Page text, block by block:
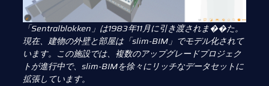
「Sentralblokken」は1983年11月に引き渡されま��た。
現在、建物の外壁と部屋は「slim-BIM」でモデル化されて
います。この施設では、複数のアップグレードプロジェク
トが進行中で、slim-BIMを徐々にリッチなデータセットに
拡張しています。